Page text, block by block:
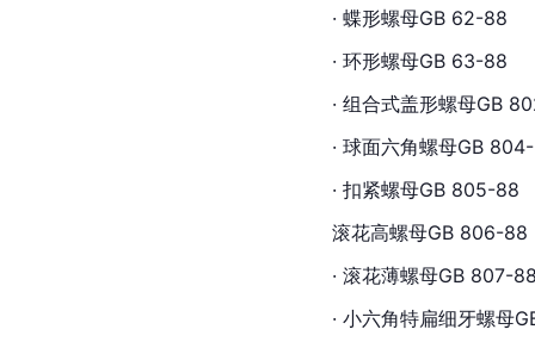
· 蝶形螺母GB 62-88
· 环形螺母GB 63-88
· 组合式盖形螺母GB
· 球面六角螺母GB
· 扣紧螺母GB 805-88
滚花高螺母GB 806-88
· 滚花薄螺母GB 807-
· 小六角特扁细牙螺母